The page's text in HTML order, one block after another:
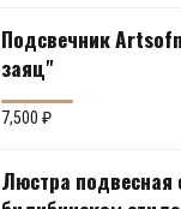
Подсвечник
заяц"
7,500₽
Люстра подвесная